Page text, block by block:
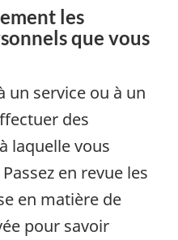
les
que vous
un service ou à un
des
laquelle vous
en revue les
en matière de
pour savoir